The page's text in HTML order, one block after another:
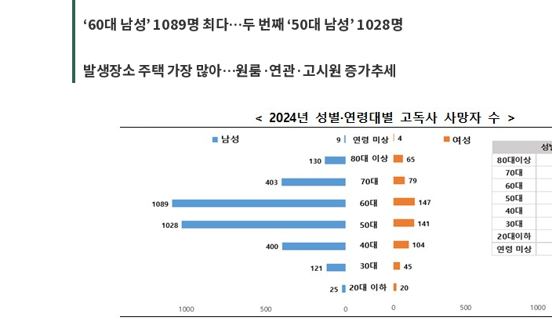
‘60대 남성’ 1089명 최다…두 번째 ‘50대 남성’ 1028명
발생장소 주택 가장 많아…원룸·연관·고시원 증가추세